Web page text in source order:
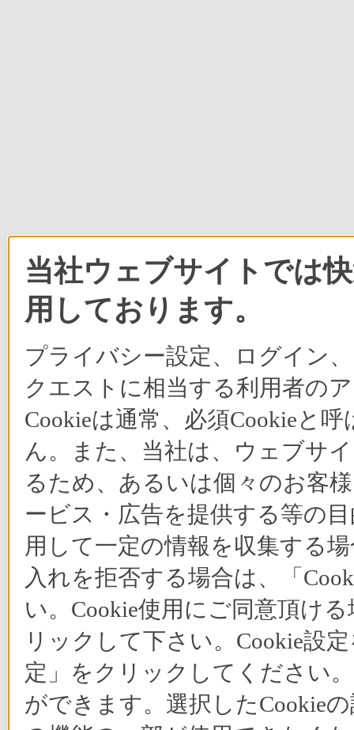
当社ウェブサイトでは
用しております。
プライバシー設定、ログイン
クエストに相当する利用者の
Cookieは通常、必須Cookieと
ん。また、当社は、ウェブサ
るため、あるいは個々のお客
ービス・広告を提供する等の
用して一定の情報を収集する
入れを拒否する場合は、「
い。Cookie使用にご同意頂け
リックして下さい。Cookie設
定」をクリックしてください
ができます。選択したCookie